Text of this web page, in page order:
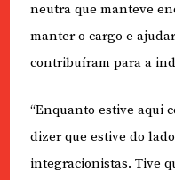
neutra que manteve
manter o cargo e
contribuíram para a
“Enquanto estive aqui
dizer que estive do
integracionistas. Tive